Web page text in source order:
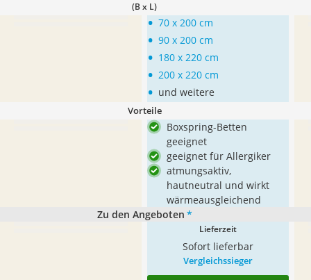
(B x L)
• 70 x 200 cm
• 90 x 200 cm
• 180 x 220 cm
• 200 x 220 cm
• und weitere
Vorteile
Boxspring-Betten
geeignet
geeignet für Allergiker
atmungsaktiv,
hautneutral und wirkt
wärmeausgleichend
Zu den Angeboten *
Lieferzeit
Sofort lieferbar
Vergleichssieger